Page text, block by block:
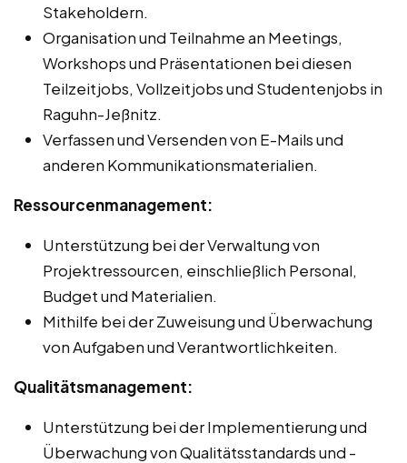
Stakeholdern.
Organisation und Teilnahme an Meetings,
Workshops und Präsentationen bei diesen
Teilzeitjobs, Vollzeitjobs und Studentenjobs in
Raguhn-Jeßnitz.
Verfassen und Versenden von E-Mails und
anderen Kommunikationsmaterialien.
Ressourcenmanagement:
Unterstützung bei der Verwaltung von
Projektressourcen, einschließlich Personal,
Budget und Materialien.
Mithilfe bei der Zuweisung und Überwachung
von Aufgaben und Verantwortlichkeiten.
Qualitätsmanagement:
Unterstützung bei der Implementierung und
Überwachung von Qualitätsstandards und -